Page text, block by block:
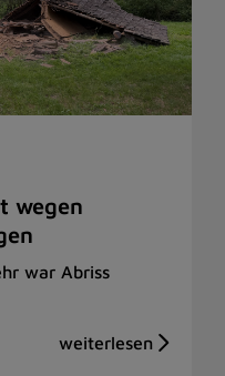
wegen
war Abriss